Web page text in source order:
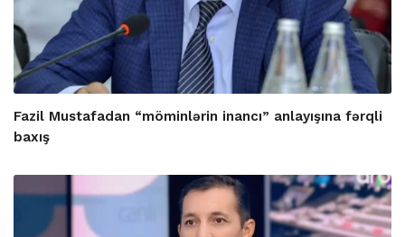
Fazil Mustafadan “möminlərin inancı” anlayışına fərqli
baxış